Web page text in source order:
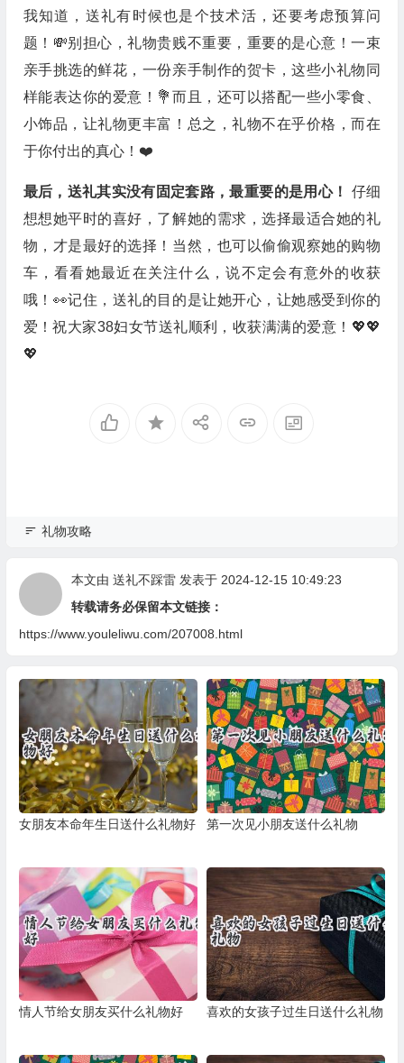
我知道，送礼有时候也是个技术活，还要考虑预算问
题！💸别担心，礼物贵贱不重要，重要的是心意！一束
亲手挑选的鲜花，一份亲手制作的贺卡，这些小礼物同
样能表达你的爱意！💐而且，还可以搭配一些小零食、
小饰品，让礼物更丰富！总之，礼物不在乎价格，而在
于你付出的真心！❤️
最后，送礼其实没有固定套路，最重要的是用心！ 仔细
想想她平时的喜好，了解她的需求，选择最适合她的礼
物，才是最好的选择！当然，也可以偷偷观察她的购物
车，看看她最近在关注什么，说不定会有意外的收获
哦！👀记住，送礼的目的是让她开心，让她感受到你的
爱！祝大家38妇女节送礼顺利，收获满满的爱意！💖💖
💖
礼物攻略
本文由 送礼不踩雷发表于 2024-12-15 10:49:23
转载请务必保留本文链接：
https://www.youleliwu.com/207008.html
女朋友本命年生日送什么礼物好 第一次见小朋友送什么礼物
情人节给女朋友买什么礼物好 喜欢的女孩子过生日送什么礼物